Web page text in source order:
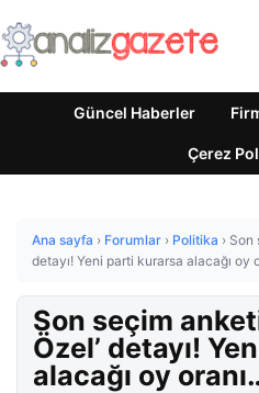
Güncel Haberler
Çerez
Ana sayfa › Forumlar › Politika › Son
detayı! Yeni parti kurarsa alacağı oy
Son seçim
Özel’ detayı!
alacağı oy